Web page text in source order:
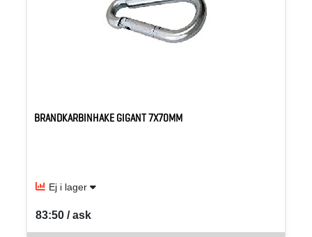
BRANDKARBINHAKE GIGANT 7X70MM
Ej i lager
83:50 / ask
SEK per ASK